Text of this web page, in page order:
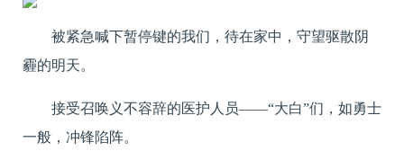
被紧急喊下暂停键的我们，待在家中，守望驱散阴
霾的明天。
接受召唤义不容辞的医护人员——“大白”们，如勇士
一般，冲锋陷阵。